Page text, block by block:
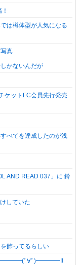
は樽体型が人気になる
真
かないんだが
ケットFC会員先行発売
べてを達成したのが浅
AND READ 037」に 鈴
していた
飾ってるらしい
ｷﾀ━━━━(ﾟ∀ﾟ)━━━━!!